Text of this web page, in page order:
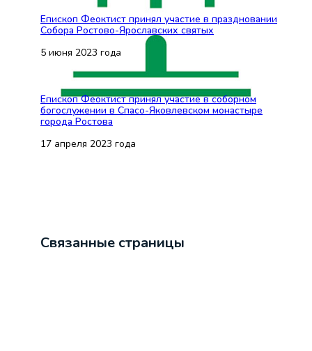
Епископ Феоктист принял участие в праздновании
Собора Ростово-Ярославских святых
5 июня 2023 года
Епископ Феоктист принял участие в соборном
богослужении в Спасо-Яковлевском монастыре
города Ростова
17 апреля 2023 года
Связанные страницы